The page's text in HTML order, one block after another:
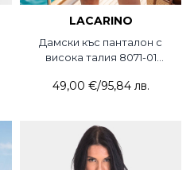
LACARINO
Дамски къс панталон с
висока талия 8071-01
49,00 €/95,84 лв.